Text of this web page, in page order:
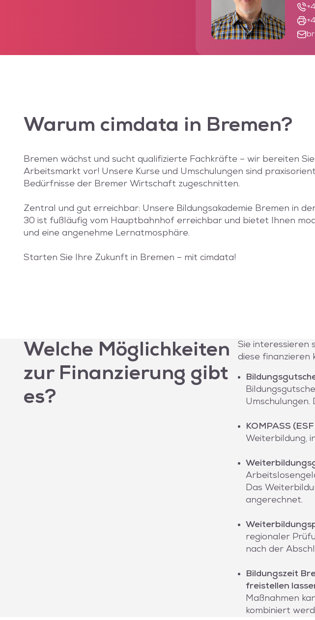
Warum cimdata in Bremen?
Bremen wächst und sucht qualifizierte Fachkräfte – wir bereiten
Arbeitsmarkt vor! Unsere Kurse und Umschulungen sind
Bedürfnisse der Bremer Wirtschaft zugeschnitten.
Zentral und gut erreichbar: Unsere Bildungsakademie Bremen in
30 ist fußläufig vom Hauptbahnhof erreichbar und bietet Ihnen
und eine angenehme Lernatmosphäre.
Starten Sie Ihre Zukunft in Bremen – mit cimdata!
Welche Möglichkeiten
zur Finanzierung gibt
es?
Sie interessieren
diese finanzieren
KOMPASS
Weiterbildung,
Das
angerechnet.
regionaler
nach der
Bildungszeit
freistellen
Maßnahmen
kombiniert